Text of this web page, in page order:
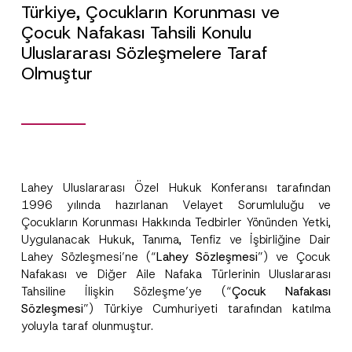
Türkiye, Çocukların Korunması ve
Çocuk Nafakası Tahsili Konulu
Uluslararası Sözleşmelere Taraf
Olmuştur
Lahey Uluslararası Özel Hukuk Konferansı tarafından
1996 yılında hazırlanan Velayet Sorumluluğu ve
Çocukların Korunması Hakkında Tedbirler Yönünden Yetki,
Uygulanacak Hukuk, Tanıma, Tenfiz ve İşbirliğine Dair
Lahey Sözleşmesi’ne (“Lahey Sözleşmesi”) ve Çocuk
Nafakası ve Diğer Aile Nafaka Türlerinin Uluslararası
Tahsiline İlişkin Sözleşme’ye (“Çocuk Nafakası
Sözleşmesi”) Türkiye Cumhuriyeti tarafından katılma
yoluyla taraf olunmuştur.